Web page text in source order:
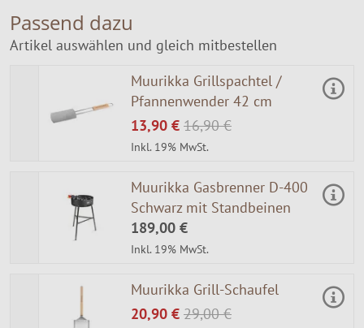
Passend dazu
Artikel auswählen und gleich mitbestellen
Muurikka Grillspachtel /
Pfannenwender 42 cm
13,90 € 16,90 €
Inkl. 19% MwSt.
Muurikka Gasbrenner D-400
Schwarz mit Standbeinen
189,00 €
Inkl. 19% MwSt.
Muurikka Grill-Schaufel
20,90 € 29,00 €